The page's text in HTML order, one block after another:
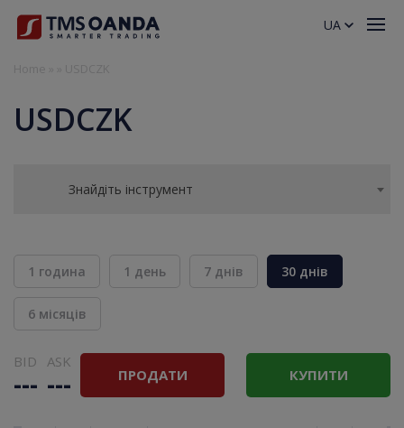
USDCZK
Знайдіть інструмент
1 година 1 день 7 днів 30 днів
6 місяців
BID
---
ASK
--- ПРОДАТИ КУПИТИ
UA